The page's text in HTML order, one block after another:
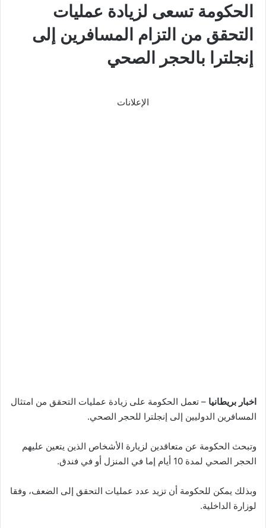
الحكومة تسعى لزيادة عمليات
التحقق من التزام المسافرين إلى
إنجلترا بالحجر الصحي
الإعلانات
اخبار بريطانيا – تعمل الحكومة على زيادة عمليات التحقق من امتثال
المسافرين الدوليين إلى إنجلترا للحجر الصحي.
وتبحث الحكومة عن متعاقدين لزيارة الأشخاص الذين يتعين عليهم
الحجر الصحي لمدة 10 أيام إما في المنزل أو في فندق.
وبذلك يمكن للحكومة أن تزيد عدد عمليات التحقق إلى الضعف، وفقا
لوزارة الداخلية.